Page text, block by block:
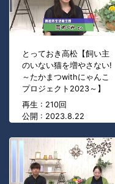
とっておき高松【飼い主
のいない猫を増やさない!
～たかまつwithにゃんこ
プロジェクト2023～】
再生 : 210回
公開 : 2023.8.22